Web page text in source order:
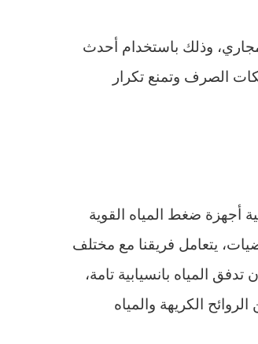
وذلك باستخدام أحدث
الصرف وتمنع تكرار
ضغط المياه القوية
يتعامل فريقنا مع مختلف
المياه بانسيابية تامة،
الكريهة والمياه